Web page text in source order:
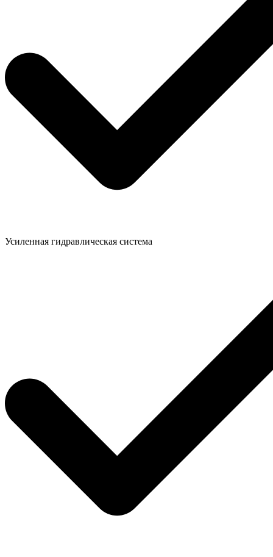
Усиленная гидравлическая система